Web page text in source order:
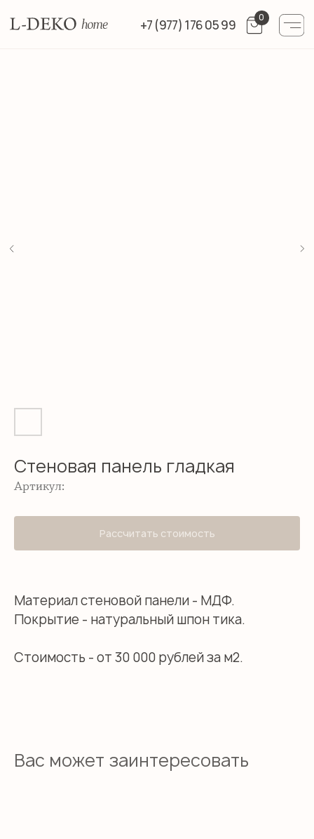
+7 (977) 176 05 99
Стеновая панель гладкая
Артикул:
Рассчитать стоимость
Материал стеновой панели - МДФ.
Покрытие - натуральный шпон тика.
Стоимость - от 30 000 рублей за м2.
Вас может заинтересовать